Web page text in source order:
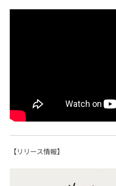
【リリース情報】